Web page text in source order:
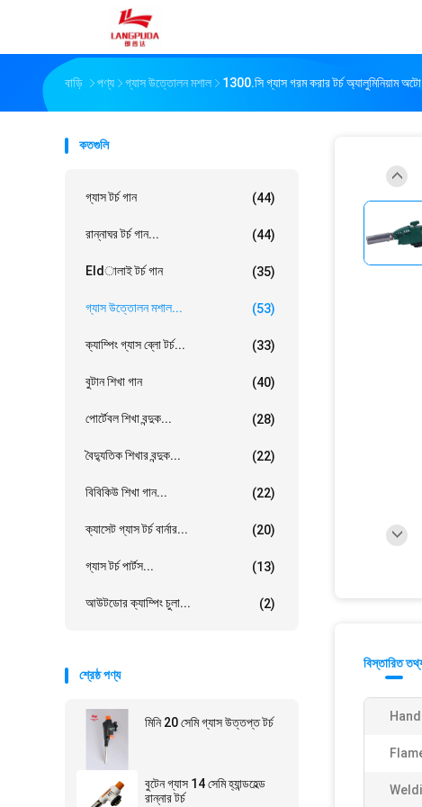
বাড়ি পণ্য গ্যাস উত্তোলন মশাল 1300.সি গ্যাস গরম করার টর্চ অ্যালুমিনিয়াম
কতগুলি
গ্যাস টর্চ গান (44)
রান্নাঘর টর্চ গান... (44)
Eldালাই টর্চ গান (35)
গ্যাস উত্তোলন মশাল... (53)
ক্যাম্পিং গ্যাস ব্লো টর্চ... (33)
বুটান শিখা গান (40)
পোর্টেবল শিখা বন্দুক... (28)
বৈদ্যুতিক শিখার বন্দুক... (22)
বিবিকিউ শিখা গান... (22)
ক্যাসেট গ্যাস টর্চ বার্নার... (20)
গ্যাস টর্চ পার্টস... (13)
আউটডোর ক্যাম্পিং চুলা... (2)
শ্রেষ্ঠ পণ্য
মিনি 20 সেমি গ্যাস উত্তপ্ত টর্চ
বুটেন গ্যাস 14 সেমি হ্যান্ডহেল্ড
রান্নার টর্চ
বিস্তারিত